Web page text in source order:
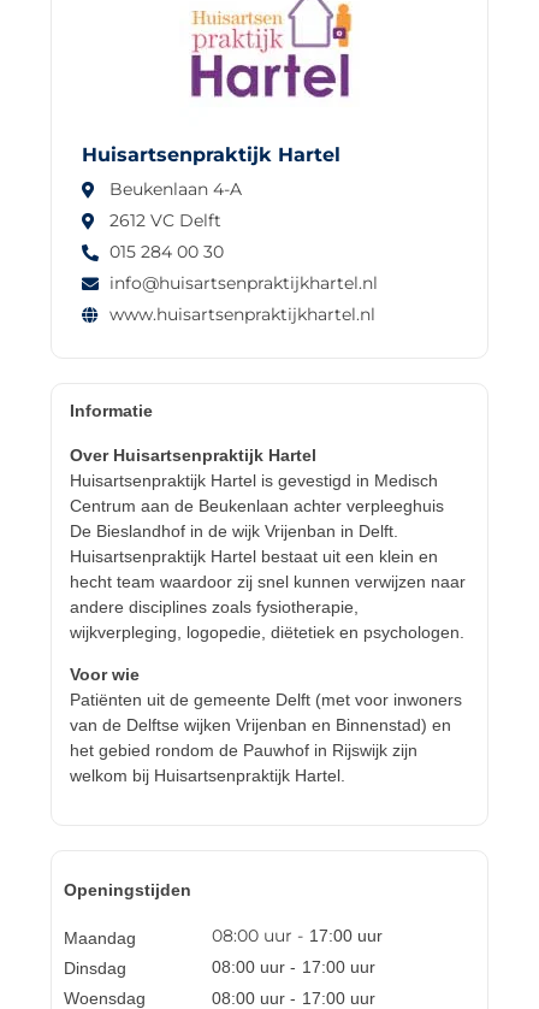
Huisartsenpraktijk Hartel
Beukenlaan 4-A
2612 VC Delft
015 284 00 30
info@huisartsenpraktijkhartel.nl
www.huisartsenpraktijkhartel.nl
Informatie
Over Huisartsenpraktijk Hartel
Huisartsenpraktijk Hartel is gevestigd in Medisch
Centrum aan de Beukenlaan achter verpleeghuis
De Bieslandhof in de wijk Vrijenban in Delft.
Huisartsenpraktijk Hartel bestaat uit een klein en
hecht team waardoor zij snel kunnen verwijzen naar
andere disciplines zoals fysiotherapie,
wijkverpleging, logopedie, diëtetiek en psychologen.
Voor wie
Patiënten uit de gemeente Delft (met voor inwoners
van de Delftse wijken Vrijenban en Binnenstad) en
het gebied rondom de Pauwhof in Rijswijk zijn
welkom bij Huisartsenpraktijk Hartel.
Openingstijden
Maandag
Dinsdag
Woensdag
08:00 uur - 17:00 uur
08:00 uur - 17:00 uur
08:00 uur - 17:00 uur